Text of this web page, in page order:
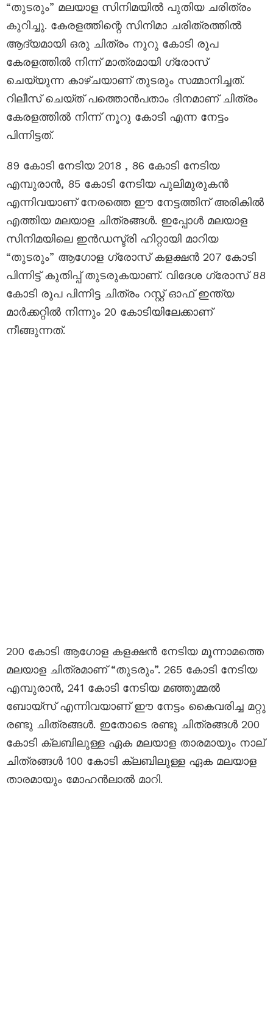
“തുടരും” മലയാള സിനിമയിൽ പുതിയ ചരിത്രം
കുറിച്ചു. കേരളത്തിന്റെ സിനിമാ ചരിത്രത്തിൽ
ആദ്യമായി ഒരു ചിത്രം നൂറു കോടി രൂപ
കേരളത്തിൽ നിന്ന് മാത്രമായി ഗ്രോസ്
ചെയ്യുന്ന കാഴ്ചയാണ് തുടരും സമ്മാനിച്ചത്.
റിലീസ് ചെയ്ത് പത്തൊൻപതാം ദിനമാണ് ചിത്രം
കേരളത്തിൽ നിന്ന് നൂറു കോടി എന്ന നേട്ടം
പിന്നിട്ടത്.
89 കോടി നേടിയ 2018 , 86 കോടി നേടിയ
എമ്പുരാൻ, 85 കോടി നേടിയ പുലിമുരുകൻ
എന്നിവയാണ് നേരത്തെ ഈ നേട്ടത്തിന് അരികിൽ
എത്തിയ മലയാള ചിത്രങ്ങൾ. ഇപ്പോൾ മലയാള
സിനിമയിലെ ഇൻഡസ്ട്രി ഹിറ്റായി മാറിയ
“തുടരും” ആഗോള ഗ്രോസ് കളക്ഷൻ 207 കോടി
പിന്നിട്ട് കുതിപ്പ് തുടരുകയാണ്. വിദേശ ഗ്രോസ് 88
കോടി രൂപ പിന്നിട്ട ചിത്രം റസ്റ്റ് ഓഫ് ഇന്ത്യ
മാർക്കറ്റിൽ നിന്നും 20 കോടിയിലേക്കാണ്
നീങ്ങുന്നത്.
200 കോടി ആഗോള കളക്ഷൻ നേടിയ മൂന്നാമത്തെ
മലയാള ചിത്രമാണ് “തുടരും”. 265 കോടി നേടിയ
എമ്പുരാൻ, 241 കോടി നേടിയ മഞ്ഞുമ്മൽ
ബോയ്സ് എന്നിവയാണ് ഈ നേട്ടം കൈവരിച്ച മറ്റു
രണ്ടു ചിത്രങ്ങൾ. ഇതോടെ രണ്ടു ചിത്രങ്ങൾ 200
കോടി ക്ലബിലുള്ള ഏക മലയാള താരമായും നാല്
ചിത്രങ്ങൾ 100 കോടി ക്ലബിലുള്ള ഏക മലയാള
താരമായും മോഹൻലാൽ മാറി.